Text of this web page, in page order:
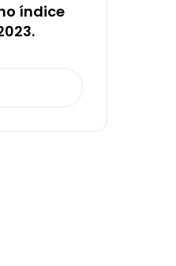
índice